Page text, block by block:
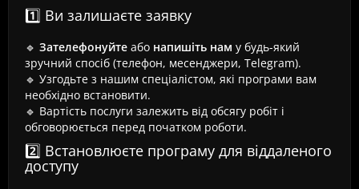
1️⃣ Ви залишаєте заявку
🔹 Зателефонуйте або напишіть нам у будь-який
зручний спосіб (телефон, месенджери, Telegram).
🔹 Узгодьте з нашим спеціалістом, які програми вам
необхідно встановити.
🔹 Вартість послуги залежить від обсягу робіт і
обговорюється перед початком роботи.
2️⃣ Встановлюєте програму для віддаленого
доступу